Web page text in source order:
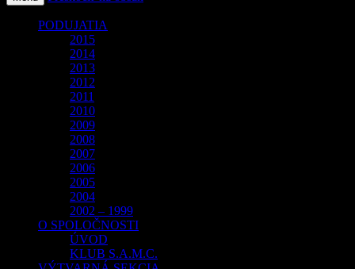
PODUJATIA
2015
2014
2013
2012
2011
2010
2009
2008
2007
2006
2005
2004
2002 – 1999
O SPOLOČNOSTI
ÚVOD
KLUB S.A.M.C.